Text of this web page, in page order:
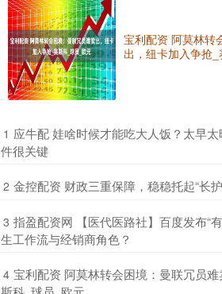
宝利配资 阿莫林转
出，纽卡加入争抢
1 应牛配 娃啥时候才能吃大人饭？太早
件很关键
2 金控配资 财政三重保障，稳稳托起“长
3 指盈配资网 【医代医路社】百度发布“
生工作流与经销商角色？
4 宝利配资 阿莫林转会困境：曼联冗员